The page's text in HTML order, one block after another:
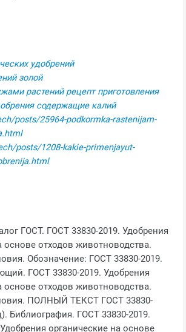
удобрений
золой
растений рецепт приготовления
содержащие калий
posts/25964-podkormka-rastenijam-
posts/1208-kakie-primenjayut-
ГОСТ. ГОСТ 33830-2019. Удобрения
основе отходов животноводства.
Обозначение: ГОСТ 33830-2019.
ГОСТ 33830-2019. Удобрения
основе отходов животноводства.
ПОЛНЫЙ ТЕКСТ ГОСТ 33830-
Библиография. ГОСТ 33830-2019.
органические на основе